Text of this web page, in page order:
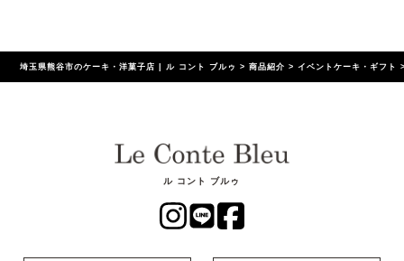
埼玉県熊谷市のケーキ・洋菓子店 | ル コント ブルゥ >商品紹介 >イベントケーキ・ギフト
ル コント ブルゥ